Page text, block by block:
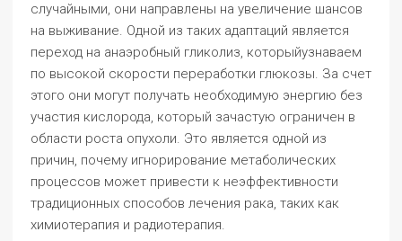
случайными, они направлены на увеличение шансов
на выживание. Одной из таких адаптаций является
переход на анаэробный гликолиз, которыйузнаваем
по высокой скорости переработки глюкозы. За счет
этого они могут получать необходимую энергию без
участия кислорода, который зачастую ограничен в
области роста опухоли. Это является одной из
причин, почему игнорирование метаболических
процессов может привести к неэффективности
традиционных способов лечения рака, таких как
химиотерапия и радиотерапия.